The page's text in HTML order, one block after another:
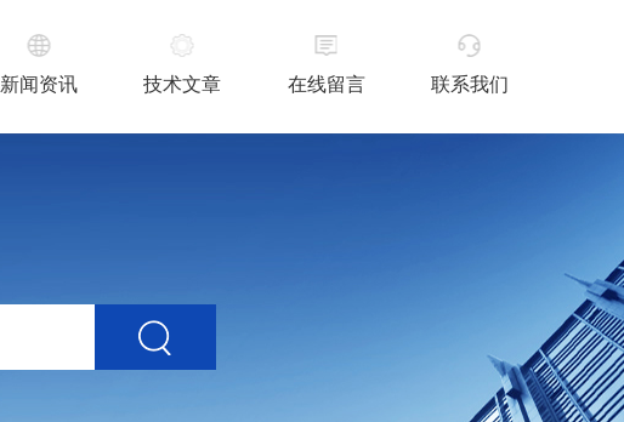
新闻资讯 技术文章 在线留言 联系我们